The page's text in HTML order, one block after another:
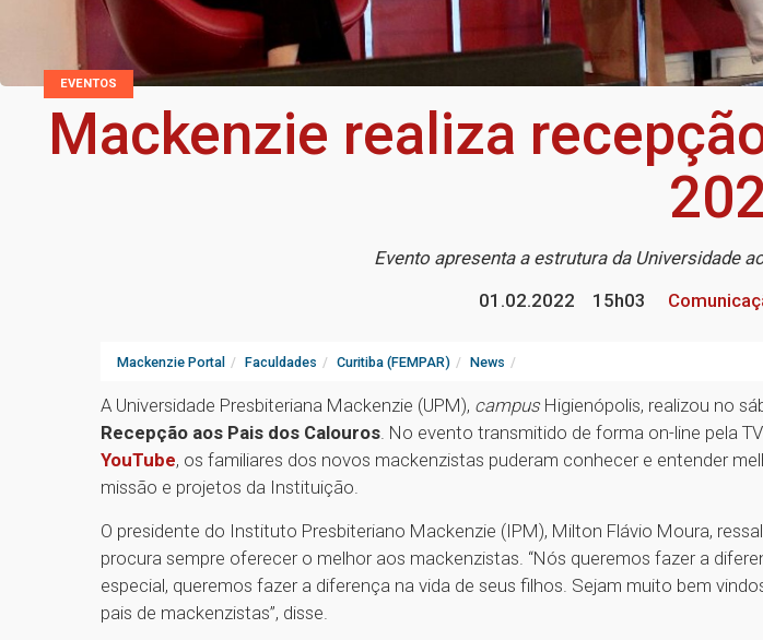
EVENTOS
Mackenzie realiza
Evento apresenta a estrutura da Universidade
01.02.2022
15h03
Mackenzie Portal Faculdades Curitiba (FEMPAR) News
A Universidade Presbiteriana Mackenzie (UPM), campus Higienópolis, realizou no
Recepção aos Pais dos Calouros. No evento transmitido de forma on-line pela
YouTube, os familiares dos novos mackenzistas puderam conhecer e entender
missão e projetos da Instituição.
O presidente do Instituto Presbiteriano Mackenzie (IPM), Milton Flávio Moura,
procura sempre oferecer o melhor aos mackenzistas. “Nós queremos fazer a
especial, queremos fazer a diferença na vida de seus filhos. Sejam muito bem
pais de mackenzistas”, disse.